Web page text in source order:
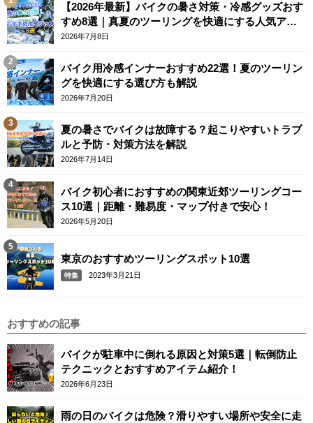
【2026年最新】バイクの暑さ対策・冷感グッズおす
すめ8選｜真夏のツーリングを快適にする人気アイ
テム
2026年7月8日
バイク用冷感インナーおすすめ22選！夏のツーリン
グを快適にする選び方も解説
2026年7月20日
夏の暑さでバイクは故障する？起こりやすいトラブ
ルと予防・対策方法を解説
2026年7月14日
バイク初心者におすすめの関東近郊ツーリングコー
ス10選｜距離・難易度・マップ付きで安心！
2026年5月20日
東京のおすすめツーリングスポット10選
特集 2023年3月21日
おすすめの記事
バイクが駐車中に倒れる原因と対策5選｜転倒防止
テクニックとおすすめアイテム紹介！
2026年6月23日
雨の日のバイクは危険？滑りやすい場所や安全に走